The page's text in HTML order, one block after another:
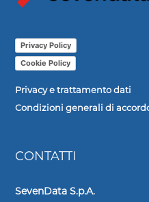
Privacy Policy
Cookie Policy
Privacy e trattamento dati
Condizioni generali di
CONTATTI
SevenData S.p.A.